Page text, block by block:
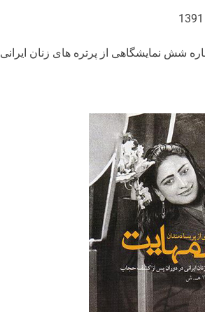
شش نمایشگاهی از پرتره­ های زنان